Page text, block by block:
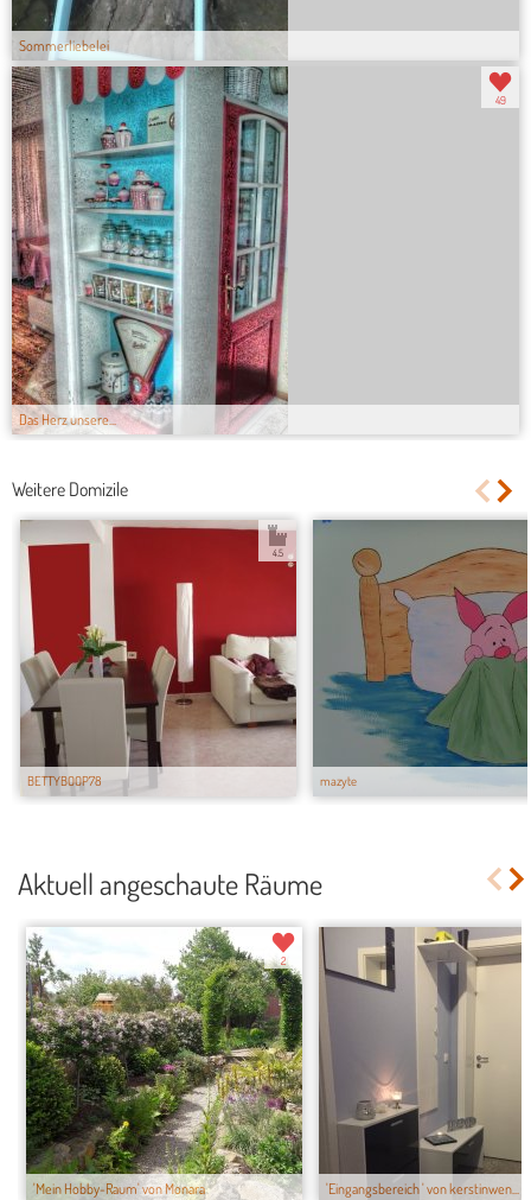
Sommerliebelei
Das Herz unsere...
49
Weitere Domizile
BETTYBOOP78
4.5
mazyte
Aktuell angeschaute Räume
'Mein Hobby-Raum' von Monara
2
'Eingangsbereich ' von kerstinwen...